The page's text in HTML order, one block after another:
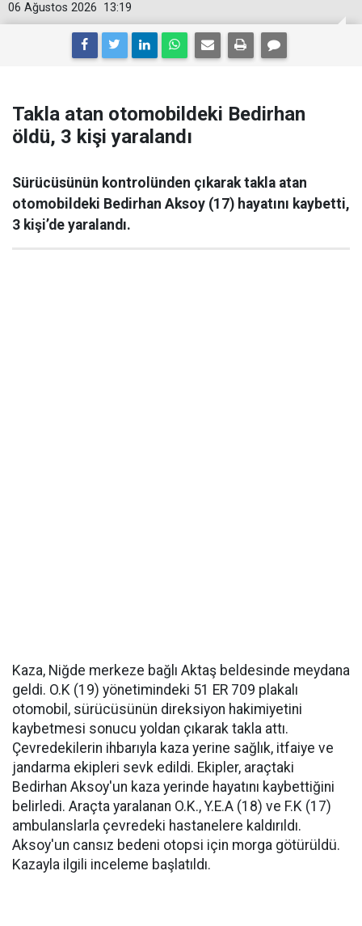
13:19
06 Ağustos 2026
Takla atan otomobildeki Bedirhan
öldü, 3 kişi yaralandı
Sürücüsünün kontrolünden çıkarak takla atan
otomobildeki Bedirhan Aksoy (17) hayatını kaybetti,
3 kişi’de yaralandı.
Kaza, Niğde merkeze bağlı Aktaş beldesinde meydana
geldi. O.K (19) yönetimindeki 51 ER 709 plakalı
otomobil, sürücüsünün direksiyon hakimiyetini
kaybetmesi sonucu yoldan çıkarak takla attı.
Çevredekilerin ihbarıyla kaza yerine sağlık, itfaiye ve
jandarma ekipleri sevk edildi. Ekipler, araçtaki
Bedirhan Aksoy'un kaza yerinde hayatını kaybettiğini
belirledi. Araçta yaralanan O.K., Y.E.A (18) ve F.K (17)
ambulanslarla çevredeki hastanelere kaldırıldı.
Aksoy'un cansız bedeni otopsi için morga götürüldü.
Kazayla ilgili inceleme başlatıldı.